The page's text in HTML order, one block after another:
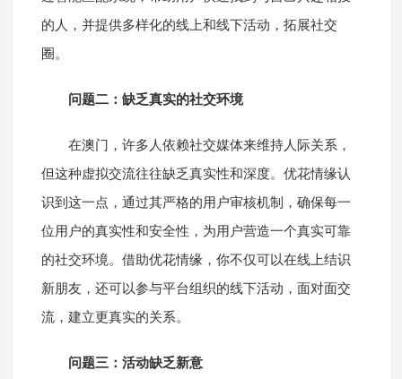
的人，并提供多样化的线上和线下活动，拓展社交
圈。
问题二：缺乏真实的社交环境
在澳门，许多人依赖社交媒体来维持人际关系，
但这种虚拟交流往往缺乏真实性和深度。优花情缘认
识到这一点，通过其严格的用户审核机制，确保每一
位用户的真实性和安全性，为用户营造一个真实可靠
的社交环境。借助优花情缘，你不仅可以在线上结识
新朋友，还可以参与平台组织的线下活动，面对面交
流，建立更真实的关系。
问题三：活动缺乏新意